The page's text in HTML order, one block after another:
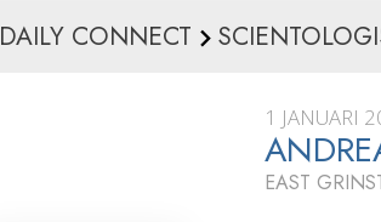
Trossatser och
Vad
Scientology
Träffa en
DAILY CONNECT
1 JANUARI
EAST